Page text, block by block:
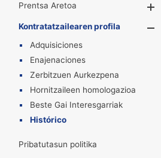
Prentsa Aretoa
Kontratatzailearen profila
Adquisiciones
Enajenaciones
Zerbitzuen Aurkezpena
Hornitzaileen homologazioa
Beste Gai Interesgarriak
Histórico
Pribatutasun politika